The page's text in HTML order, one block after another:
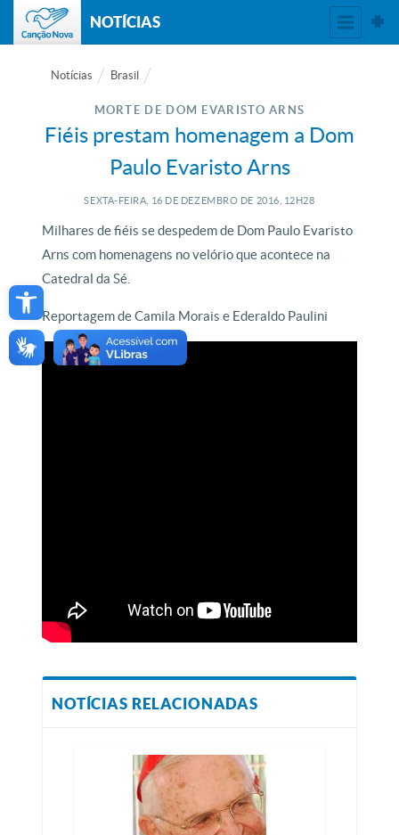
Open toolbar
NOTÍCIAS
Notícias Brasil
MORTE DE DOM EVARISTO ARNS
Fiéis prestam homenagem a Dom
Paulo Evaristo Arns
SEXTA-FEIRA, 16 DE DEZEMBRO DE 2016, 12H28
Milhares de fiéis se despedem de Dom Paulo Evaristo
Arns com homenagens no velório que acontece na
Catedral da Sé.
Reportagem de Camila Morais e Ederaldo Paulini
NOTÍCIAS RELACIONADAS